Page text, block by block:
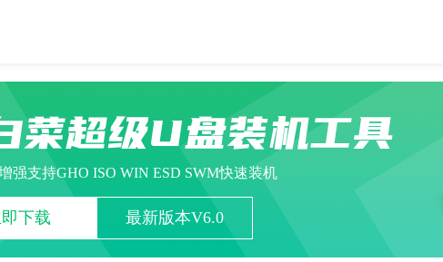
菜超级U盘装机工具
强支持GHO ISO WIN ESD SWM快速装机
下载 最新版本V6.0